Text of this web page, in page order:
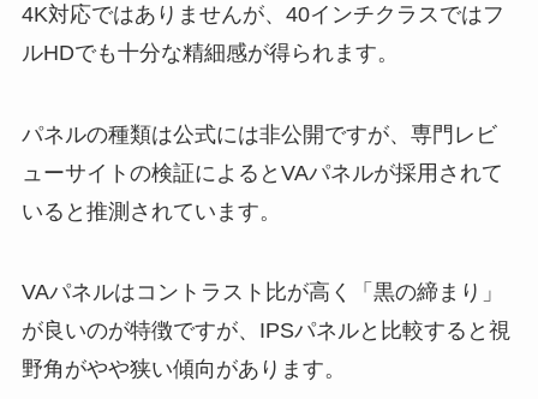
4K対応ではありませんが、40インチクラスではフ
ルHDでも十分な精細感が得られます。
パネルの種類は公式には非公開ですが、専門レビ
ューサイトの検証によるとVAパネルが採用されて
いると推測されています。
VAパネルはコントラスト比が高く「黒の締まり」
が良いのが特徴ですが、IPSパネルと比較すると視
野角がやや狭い傾向があります。